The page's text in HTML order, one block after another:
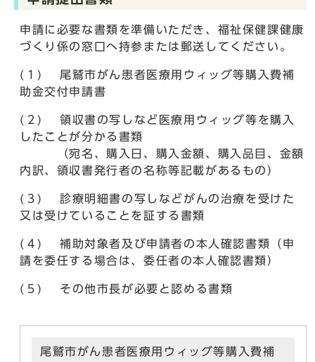
申請に必要な書類を準備いただき、福祉保健課健康
づくり係の窓口へ持参または郵送してください。
(１) 尾鷲市がん患者医療用ウィッグ等購入費補
助金交付申請書
(２) 領収書の写しなど医療用ウィッグ等を購入
したことが分かる書類
（宛名、購入日、購入金額、購入品目、金額
内訳、領収書発行者の名称等記載があるもの）
(３) 診療明細書の写しなどがんの治療を受けた
又は受けていることを証する書類
(４) 補助対象者及び申請者の本人確認書類（申
請を委任する場合は、委任者の本人確認書類）
(５) その他市長が必要と認める書類
尾鷲市がん患者医療用ウィッグ等購入費補